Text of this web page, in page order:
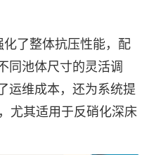
了整体抗压性能，配
同池体尺寸的灵活调
运维成本，还为系统提
尤其适用于反硝化深床